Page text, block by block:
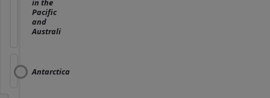
in the
Pacific
and
Australi
Antarctica